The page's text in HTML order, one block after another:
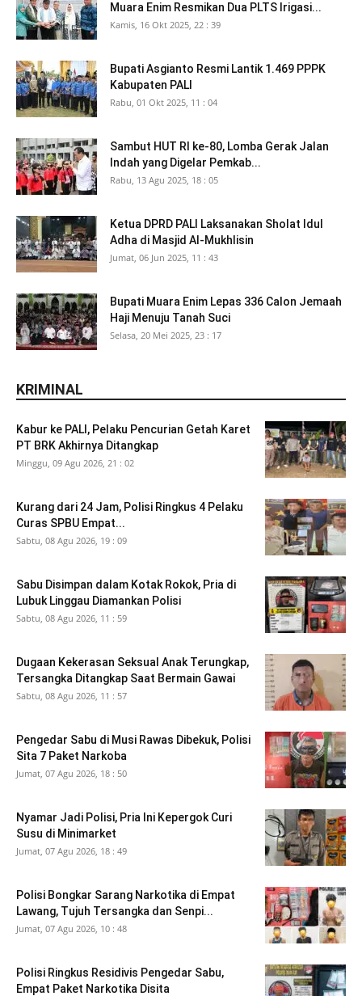
Muara Enim Resmikan Dua PLTS Irigasi...
Kamis, 16 Okt 2025, 22 : 39
Bupati Asgianto Resmi Lantik 1.469 PPPK
Kabupaten PALI
Rabu, 01 Okt 2025, 11 : 04
Sambut HUT RI ke-80, Lomba Gerak Jalan
Indah yang Digelar Pemkab...
Rabu, 13 Agu 2025, 18 : 05
Ketua DPRD PALI Laksanakan Sholat Idul
Adha di Masjid Al-Mukhlisin
Jumat, 06 Jun 2025, 11 : 43
Bupati Muara Enim Lepas 336 Calon Jemaah
Haji Menuju Tanah Suci
Selasa, 20 Mei 2025, 23 : 17
KRIMINAL
Kabur ke PALI, Pelaku Pencurian Getah Karet
PT BRK Akhirnya Ditangkap
Minggu, 09 Agu 2026, 21 : 02
Kurang dari 24 Jam, Polisi Ringkus 4 Pelaku
Curas SPBU Empat...
Sabtu, 08 Agu 2026, 19 : 09
Sabu Disimpan dalam Kotak Rokok, Pria di
Lubuk Linggau Diamankan Polisi
Sabtu, 08 Agu 2026, 11 : 59
Dugaan Kekerasan Seksual Anak Terungkap,
Tersangka Ditangkap Saat Bermain Gawai
Sabtu, 08 Agu 2026, 11 : 57
Pengedar Sabu di Musi Rawas Dibekuk, Polisi
Sita 7 Paket Narkoba
Jumat, 07 Agu 2026, 18 : 50
Nyamar Jadi Polisi, Pria Ini Kepergok Curi
Susu di Minimarket
Jumat, 07 Agu 2026, 18 : 49
Polisi Bongkar Sarang Narkotika di Empat
Lawang, Tujuh Tersangka dan Senpi...
Jumat, 07 Agu 2026, 10 : 48
Polisi Ringkus Residivis Pengedar Sabu,
Empat Paket Narkotika Disita